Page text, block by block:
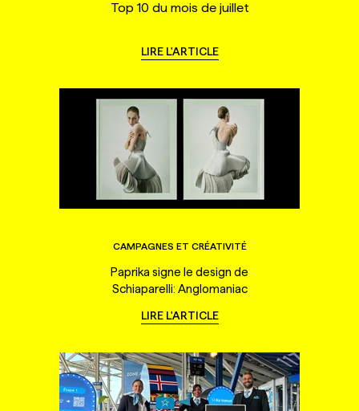
Top 10 du mois de juillet
LIRE L'ARTICLE
CAMPAGNES ET CRÉATIVITÉ
Paprika signe le design de
Schiaparelli: Anglomaniac
LIRE L'ARTICLE